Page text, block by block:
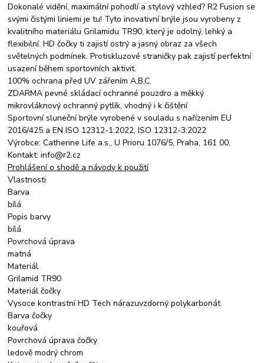
Dokonalé vidění, maximální pohodlí a stylový vzhled? R2 Fusion se
svými čistými liniemi je tu! Tyto inovativní brýle jsou vyrobeny z
kvalitního materiálu Grilamidu TR90, který je odolný, lehký a
flexibilní. HD čočky ti zajistí ostrý a jasný obraz za všech
světelných podmínek. Protiskluzové straničky pak zajistí perfektní
usazení během sportovních aktivit.
100% ochrana před UV zářením A,B,C.
ZDARMA pevné skládací ochranné pouzdro a měkký
mikrovláknový ochranný pytlík, vhodný i k čištění
Sportovní sluneční brýle vyrobené v souladu s nařízením EU
2016/425 a EN ISO 12312-1:2022, ISO 12312-3:2022
Výrobce: Catherine Life a.s., U Prioru 1076/5, Praha, 161 00,
Kontakt: info@r2.cz
Prohlášení o shodě a návody k použití
Vlastnosti
Barva
bílá
Popis barvy
bílá
Povrchová úprava
matná
Materiál
Grilamid TR90
Materiál čočky
Vysoce kontrastní HD Tech nárazuvzdorný polykarbonát
Barva čočky
kouřová
Povrchová úprava čočky
ledově modrý chrom